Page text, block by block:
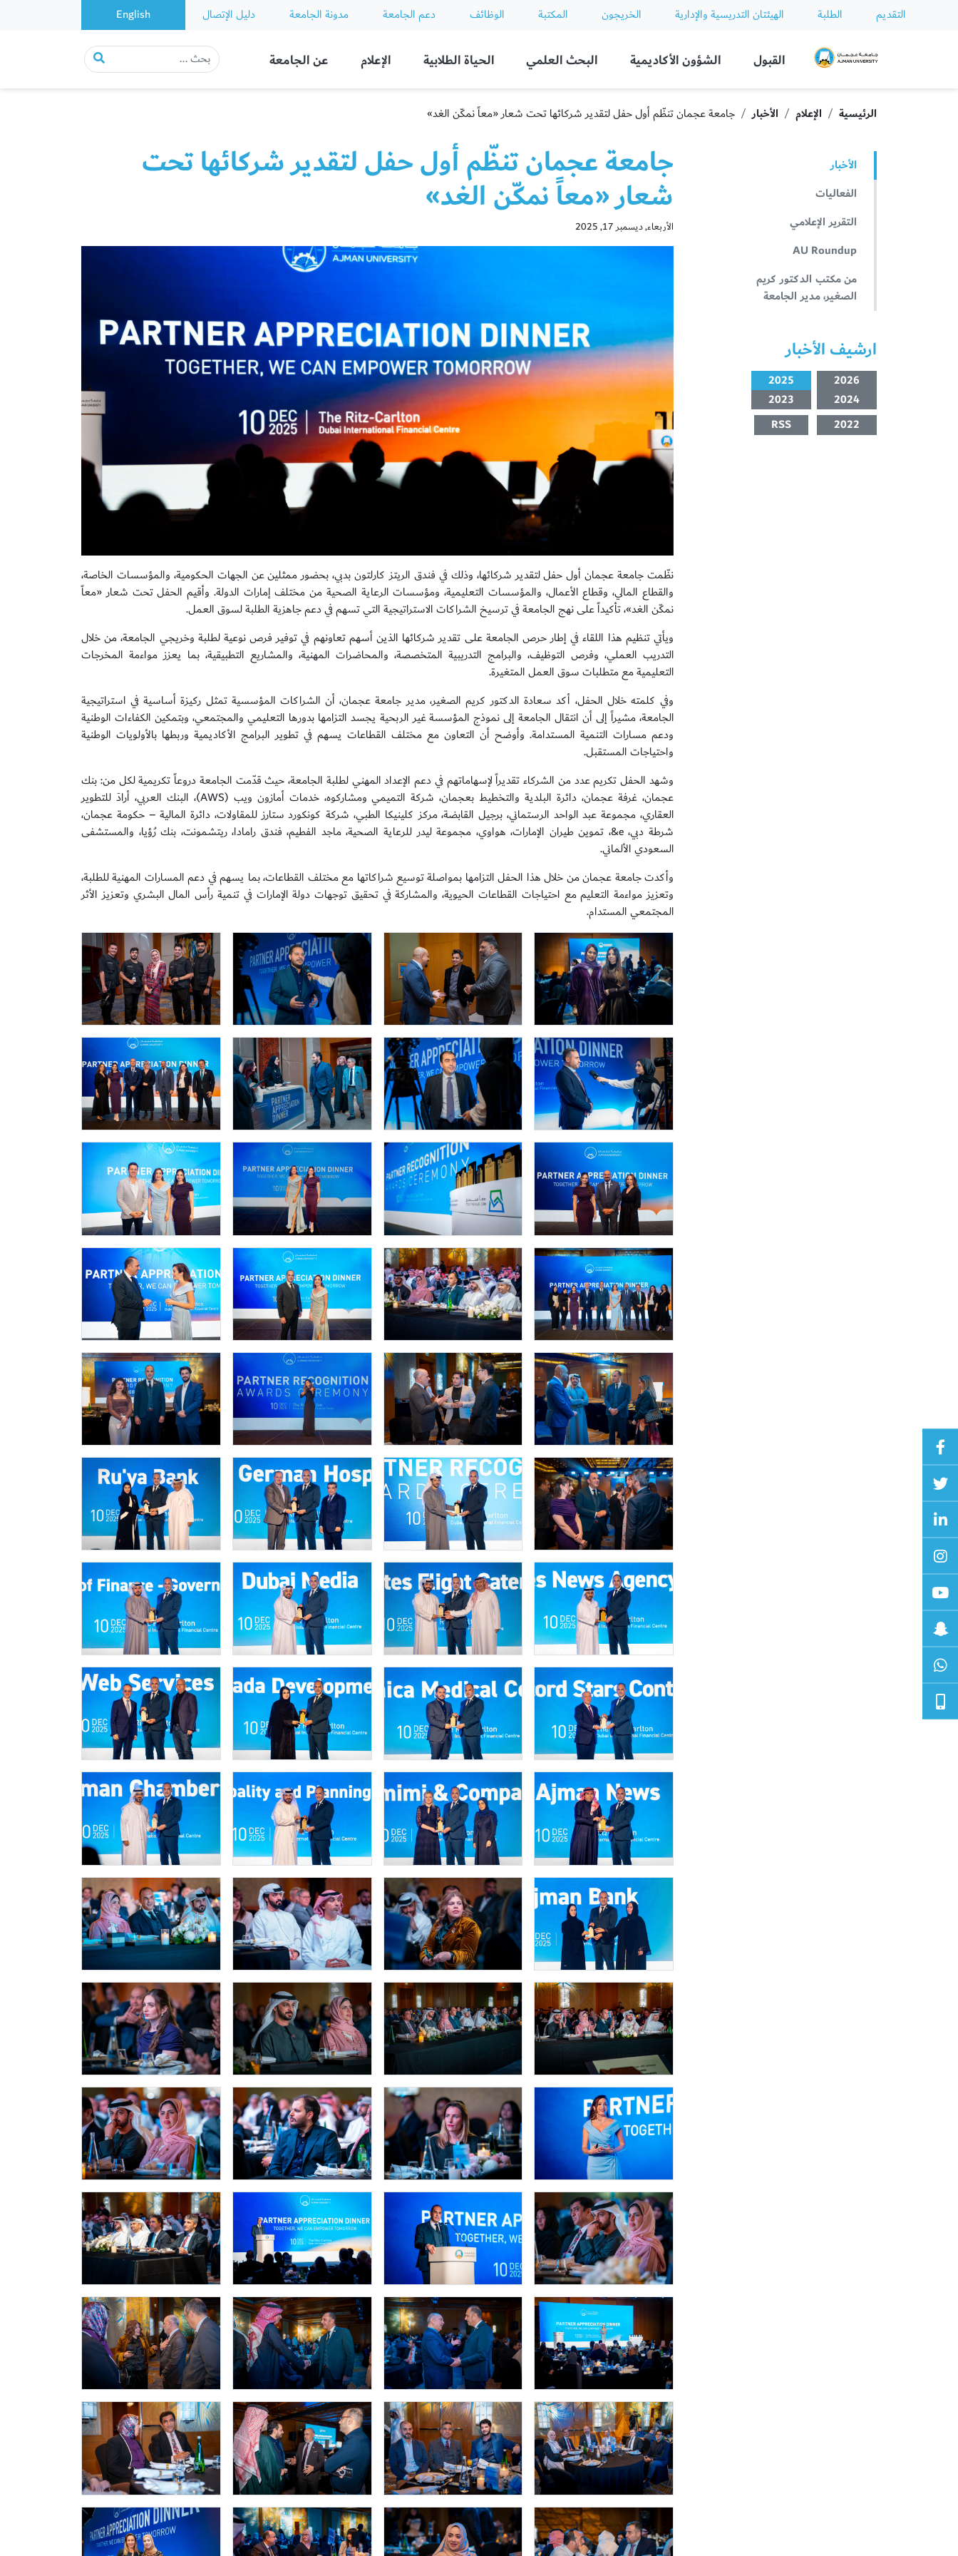
التقديم الطلبة الهيئتان التدريسية والإدارية الخريجون المكتبة الوظائف دعم الجامعة مدونة الجامعة دليل الإتصال English
Ajman University
القبول الشؤون الأكاديمية البحث العلمي الحياة الطلابية الإعلام عن الجامعة
الرئيسية الإعلام الأخبار جامعة عجمان تنظّم أول حفل لتقدير شركائها تحت شعار «معاً نمكّن الغد»
الأخبار
الفعاليات
التقرير الإعلامي
AU Roundup
من مكتب الدكتور كريم
الصغير، مدير الجامعة
ارشيف الأخبار
2026
2025
2024
2023
2022
RSS
جامعة عجمان تنظّم أول حفل لتقدير شركائها تحت
شعار «معاً نمكّن الغد»
الأربعاء, ديسمبر 17, 2025
نظّمت جامعة عجمان أول حفل لتقدير شركائها، وذلك في فندق الريتز كارلتون بدبي، بحضور ممثلين عن الجهات الحكومية، والمؤسسات الخاصة،
والقطاع المالي، وقطاع الأعمال، والمؤسسات التعليمية، ومؤسسات الرعاية الصحية من مختلف إمارات الدولة. وأقيم الحفل تحت شعار «معاً
نمكّن الغد»، تأكيداً على نهج الجامعة في ترسيخ الشراكات الاستراتيجية التي تسهم في دعم جاهزية الطلبة لسوق العمل.
ويأتي تنظيم هذا اللقاء في إطار حرص الجامعة على تقدير شركائها الذين أسهم تعاونهم في توفير فرص نوعية لطلبة وخريجي الجامعة، من خلال
التدريب العملي، وفرص التوظيف، والبرامج التدريبية المتخصصة، والمحاضرات المهنية، والمشاريع التطبيقية، بما يعزز مواءمة المخرجات
التعليمية مع متطلبات سوق العمل المتغيرة.
وفي كلمته خلال الحفل، أكد سعادة الدكتور كريم الصغير، مدير جامعة عجمان، أن الشراكات المؤسسية تمثل ركيزة أساسية في استراتيجية
الجامعة، مشيراً إلى أن انتقال الجامعة إلى نموذج المؤسسة غير الربحية يجسد التزامها بدورها التعليمي والمجتمعي، وبتمكين الكفاءات الوطنية
ودعم مسارات التنمية المستدامة. وأوضح أن التعاون مع مختلف القطاعات يسهم في تطوير البرامج الأكاديمية وربطها بالأولويات الوطنية
واحتياجات المستقبل.
وشهد الحفل تكريم عدد من الشركاء تقديراً لإسهاماتهم في دعم الإعداد المهني لطلبة الجامعة، حيث قدّمت الجامعة دروعاً تكريمية لكل من: بنك
عجمان، غرفة عجمان، دائرة البلدية والتخطيط بعجمان، شركة التميمي ومشاركوه، خدمات أمازون ويب (AWS)، البنك العربي، أرادَ للتطوير
العقاري، مجموعة عبد الواحد الرستماني، برجيل القابضة، مركز كلينيكا الطبي، شركة كونكورد ستارز للمقاولات، دائرة المالية – حكومة عجمان،
شرطة دبي، e&، تموين طيران الإمارات، هواوي، مجموعة ليدر للرعاية الصحية، ماجد الفطيم، فندق رامادا، ريتشمونت، بنك رُؤيا، والمستشفى
السعودي الألماني.
وأكدت جامعة عجمان من خلال هذا الحفل التزامها بمواصلة توسيع شراكاتها مع مختلف القطاعات، بما يسهم في دعم المسارات المهنية للطلبة،
وتعزيز مواءمة التعليم مع احتياجات القطاعات الحيوية، والمشاركة في تحقيق توجهات دولة الإمارات في تنمية رأس المال البشري وتعزيز الأثر
المجتمعي المستدام.